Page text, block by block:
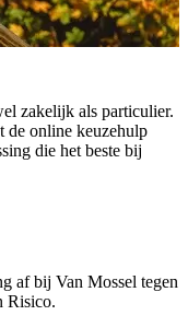
zakelijk als particulier.
de online keuzehulp
die het beste bij
af bij Van Mossel tegen
Risico.